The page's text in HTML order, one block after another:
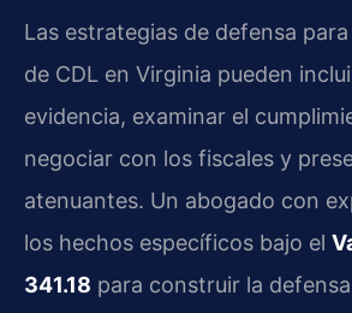
Las estrategias de defensa
de CDL en Virginia pueden
evidencia, examinar el
negociar con los fiscales y
atenuantes. Un abogado con
los hechos específicos bajo el
341.18 para construir la